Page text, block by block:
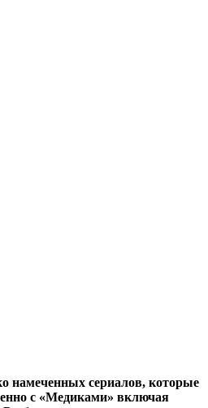
намеченных сериалов, которые
с «Медиками» включая